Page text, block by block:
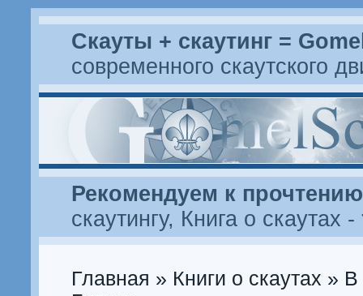
Скауты + скаутинг =
современного скаутского
Рекомендуем к прочтению
скаутингу, Книга о скаутах -
Главная » Книги о скаутах » В